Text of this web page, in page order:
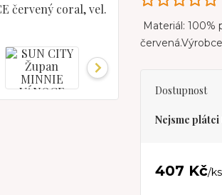
Materiál: 100%
Dostupnost
Nejsme plátci
407 Kč/ks